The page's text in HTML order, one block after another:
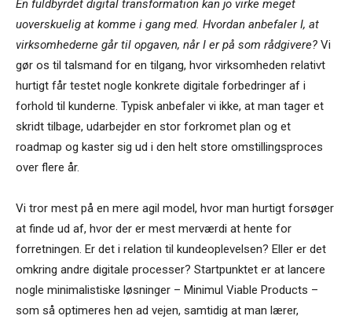
En fuldbyrdet digital transformation kan jo virke meget
uoverskuelig at komme i gang med. Hvordan anbefaler I, at
virksomhederne går til opgaven, når I er på som rådgivere? Vi
gør os til talsmand for en tilgang, hvor virksomheden relativt
hurtigt får testet nogle konkrete digitale forbedringer af i
forhold til kunderne. Typisk anbefaler vi ikke, at man tager et
skridt tilbage, udarbejder en stor forkromet plan og et
roadmap og kaster sig ud i den helt store omstillingsproces
over flere år.
Vi tror mest på en mere agil model, hvor man hurtigt forsøger
at finde ud af, hvor der er mest merværdi at hente for
forretningen. Er det i relation til kundeoplevelsen? Eller er det
omkring andre digitale processer? Startpunktet er at lancere
nogle minimalistiske løsninger – Minimul Viable Products –
som så optimeres hen ad vejen, samtidig at man lærer,